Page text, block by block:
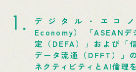
デジタル・エコ
Economy） 「ASEANデ
定（DEFA）」および「
データ流通（DFFT）」
ネクティビティとAI倫理を